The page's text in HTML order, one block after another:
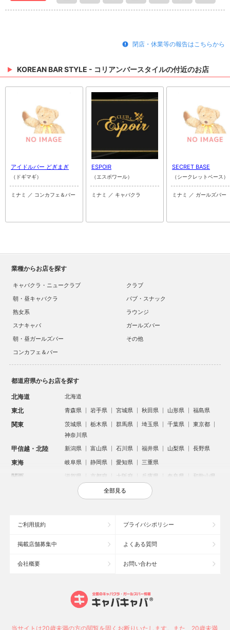
閉店・休業等の報告はこちらから
KOREAN BAR STYLE - コリアンバースタイルの付近のお店
アイドルバー どぎまぎ
（ドギマギ）
ミナミ ／ コンカフェ＆バー
ESPOIR
（エスポワール）
ミナミ ／ キャバクラ
SECRET BASE
（シークレットベース）
ミナミ ／ ガールズバー
業種からお店を探す
キャバクラ・ニュークラブ
クラブ
朝・昼キャバクラ
パブ・スナック
熟女系
ラウンジ
スナキャバ
ガールズバー
朝・昼ガールズバー
その他
コンカフェ＆バー
都道府県からお店を探す
北海道 北海道
東北 青森県 岩手県 宮城県 秋田県 山形県 福島県
関東 茨城県 栃木県 群馬県 埼玉県 千葉県
東京都
神奈川県
甲信越・北陸 新潟県 富山県 石川県 福井県 山梨県 長野県
東海 岐阜県 静岡県 愛知県 三重県
関西 滋賀県 京都府 大阪府 兵庫県 奈良県 和歌山県
鳥取県 島根県 岡山県 広島県
沖縄県
大宮のキャバクラ
新潟市のキャバクラ
高崎市のキャバクラ
全部見る
ご利用規約 プライバシポリシー
掲載店舗募集中 よくある質問
会社概要 お問い合わせ
当サイトは20歳未満の方の閲覧を固くお断りいたします。また、20歳未満